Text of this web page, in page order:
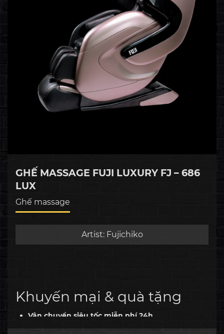
GHẾ MASSAGE FUJI LUXURY FJ – 686
LUX
Ghế massage
Artist: Fujichiko
Khuyến mại & quà tặng
Vận chuyển siêu tốc miễn phí 24h
Bảo hành chính hãng